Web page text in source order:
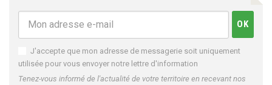
J'accepte que mon adresse de messagerie soit uniquement
utilisée pour vous envoyer notre lettre d'information
Tenez-vous informé de l'actualité de votre territoire en recevant nos